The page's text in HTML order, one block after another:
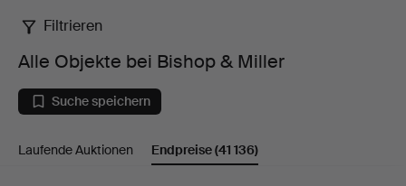
Alle
Objekte
bei
Bishop
Filtrieren
Alle Objekte bei Bishop & Miller
Suche speichern
Laufende Auktionen Endpreise(41 136)